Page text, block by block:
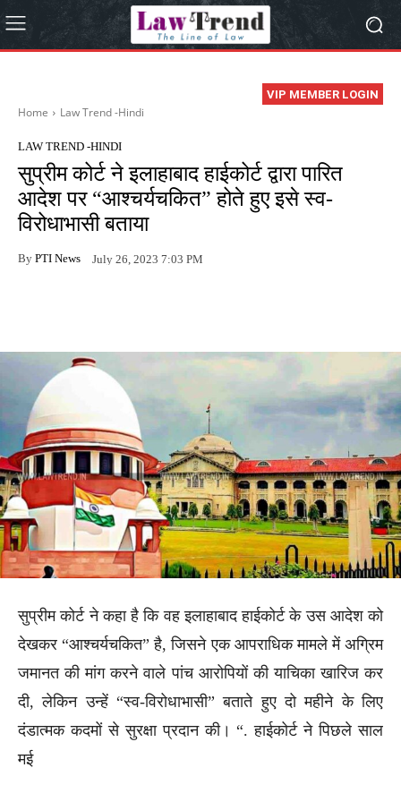
VIP MEMBER LOGIN
Home Law Trend -Hindi
LAW TREND -HINDI
सुप्रीम कोर्ट ने इलाहाबाद हाईकोर्ट द्वारा पारित
आदेश पर “आश्चर्यचकित” होते हुए इसे स्व-
विरोधाभासी बताया
By PTI News July 26, 2023 7:03 PM
सुप्रीम कोर्ट ने कहा है कि वह इलाहाबाद हाईकोर्ट के उस आदेश को
देखकर “आश्चर्यचकित” है, जिसने एक आपराधिक मामले में अग्रिम
जमानत की मांग करने वाले पांच आरोपियों की याचिका खारिज कर
दी, लेकिन उन्हें “स्व-विरोधाभासी” बताते हुए दो महीने के लिए
दंडात्मक कदमों से सुरक्षा प्रदान की। “. हाईकोर्ट ने पिछले साल
मई